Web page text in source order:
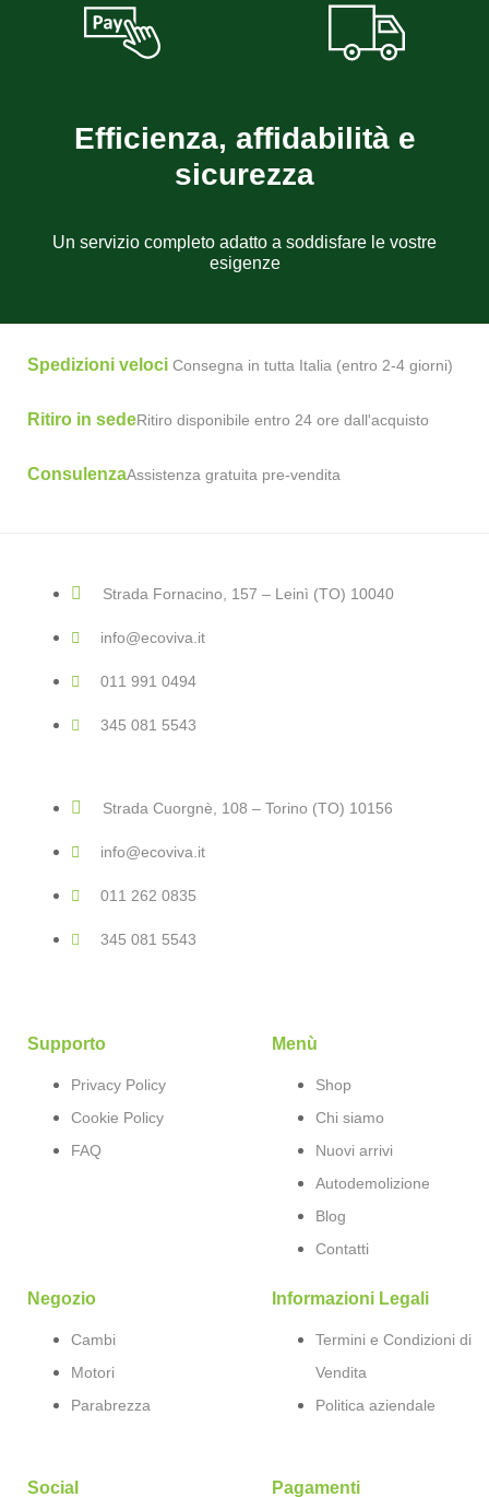
Efficienza, affidabilità e
sicurezza
Un servizio completo adatto a soddisfare le vostre
esigenze
Spedizioni veloci Consegna in tutta Italia (entro 2-4 giorni)
Ritiro in sedeRitiro disponibile entro 24 ore dall'acquisto
ConsulenzaAssistenza gratuita pre-vendita
Strada Fornacino, 157 – Leinì (TO) 10040
info@ecoviva.it
011 991 0494
345 081 5543
Strada Cuorgnè, 108 – Torino (TO) 10156
info@ecoviva.it
011 262 0835
345 081 5543
Supporto
Privacy Policy
Cookie Policy
FAQ
Menù
Shop
Chi siamo
Nuovi arrivi
Autodemolizione
Blog
Contatti
Negozio
Cambi
Motori
Parabrezza
Informazioni Legali
Termini e Condizioni di
Vendita
Politica aziendale
Social Pagamenti